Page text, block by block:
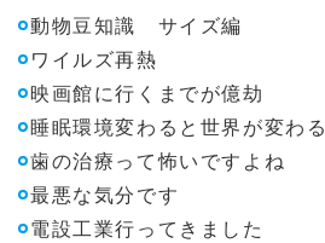
動物豆知識 サイズ編
ワイルズ再熱
映画館に行くまでが億劫
睡眠環境変わると世界が変わる
歯の治療って怖いですよね
最悪な気分です
電設工業行ってきました